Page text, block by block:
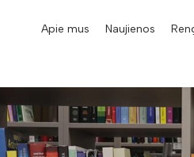
Apie mus Naujienos